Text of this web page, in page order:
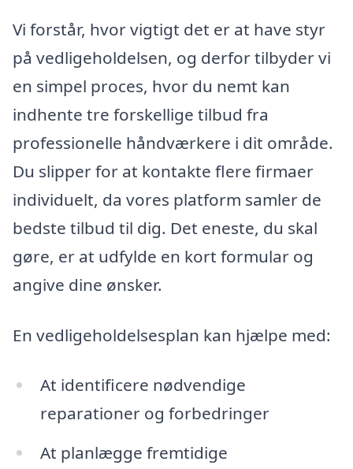
Vi forstår, hvor vigtigt det er at have styr
på vedligeholdelsen, og derfor tilbyder vi
en simpel proces, hvor du nemt kan
indhente tre forskellige tilbud fra
professionelle håndværkere i dit område.
Du slipper for at kontakte flere firmaer
individuelt, da vores platform samler de
bedste tilbud til dig. Det eneste, du skal
gøre, er at udfylde en kort formular og
angive dine ønsker.
En vedligeholdelsesplan kan hjælpe med:
At identificere nødvendige
reparationer og forbedringer
At planlægge fremtidige